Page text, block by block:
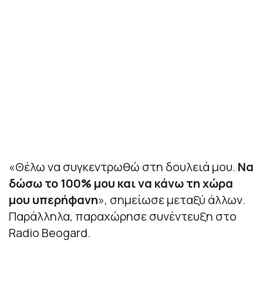
«Θέλω να συγκεντρωθώ στη δουλειά μου. Να
δώσω το 100% μου και να κάνω τη χώρα
μου υπερήφανη», σημείωσε μεταξύ άλλων.
Παράλληλα, παραχώρησε συνέντευξη στο
Radio Beogard.